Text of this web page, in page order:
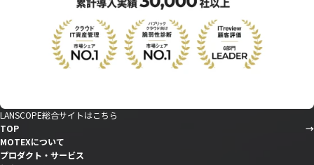
LANSCOPE総合サイトはこちら
TOP
MOTEXについて
プロダクト・サービス